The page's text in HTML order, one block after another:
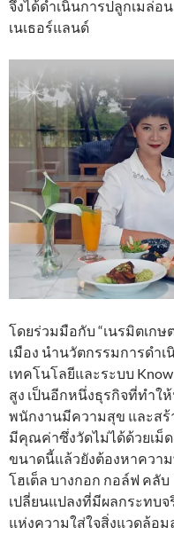
จึงได้ดำเนินการปลูกเมล่
เนเธอร์แลนด์
โดยร่วมมือกับ “เนรมิตเก
เมือง นำนวัตกรรมการดำ
เทคโนโลยีและระบบ
สูง เป็นอีกหนึ่งธุรกิจที่ทำใ
พนักงานมีความสุข และสร้
มีคุณค่าซึ่งวัดไม่ได้ด้วยเม็
ขนาดนี้แล้วยังต้องหาควา
โฮเต็ล บางกอก กอล์ฟ คลั
เปลี่ยนแปลงที่มีผลกระทบจ
แห่งความใส่ใจสิ่งแวดล้อ